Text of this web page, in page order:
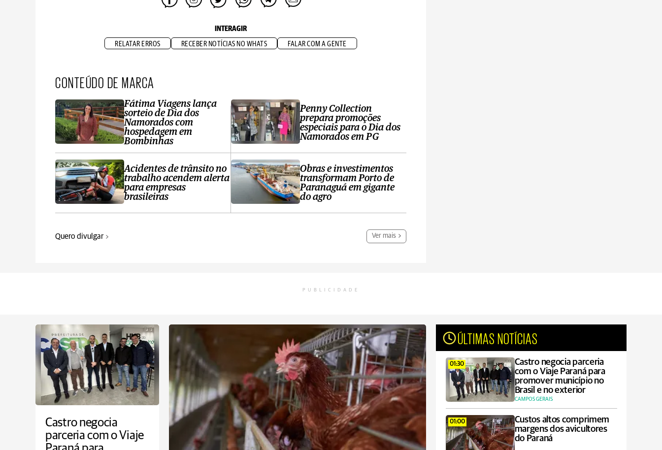
INTERAGIR
RELATAR ERROS RECEBER NOTÍCIAS NO WHATS FALAR COM A GENTE
CONTEÚDO DE MARCA
Fátima Viagens lança
sorteio de Dia dos
Namorados com
hospedagem em
Bombinhas
Acidentes de trânsito no
trabalho acendem alerta
para empresas
brasileiras
Penny Collection
prepara promoções
especiais para o Dia dos
Namorados em PG
Obras e investimentos
transformam Porto de
Paranaguá em gigante
do agro
Quero divulgar Ver mais
PUBLICIDADE
Castro negocia
parceria com o Viaje
ÚLTIMAS NOTÍCIAS
01:30
Castro negocia parceria
com o Viaje Paraná para
promover município no
Brasil e no exterior
CAMPOS GERAIS
01:00
Custos altos comprimem
margens dos avicultores
do Paraná